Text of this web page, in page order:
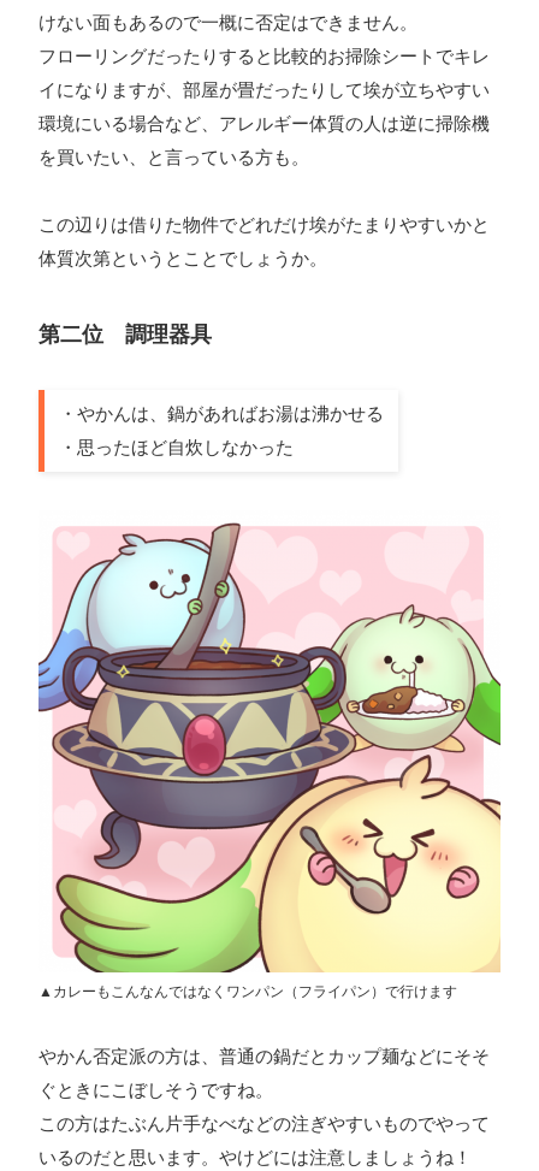
けない面もあるので一概に否定はできません。
フローリングだったりすると比較的お掃除シートでキレ
イになりますが、部屋が畳だったりして埃が立ちやすい
環境にいる場合など、アレルギー体質の人は逆に掃除機
を買いたい、と言っている方も。
この辺りは借りた物件でどれだけ埃がたまりやすいかと
体質次第というとことでしょうか。
第二位 調理器具
・やかんは、鍋があればお湯は沸かせる
・思ったほど自炊しなかった
▲カレーもこんなんではなくワンパン（フライパン）で行けます
やかん否定派の方は、普通の鍋だとカップ麺などにそそ
ぐときにこぼしそうですね。
この方はたぶん片手なべなどの注ぎやすいものでやって
いるのだと思います。やけどには注意しましょうね！